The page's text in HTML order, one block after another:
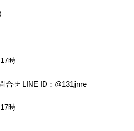
時
合せ LINE ID：@131jjnre
時